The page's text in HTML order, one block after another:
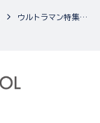
ウルトラマン特集の最新商品一覧